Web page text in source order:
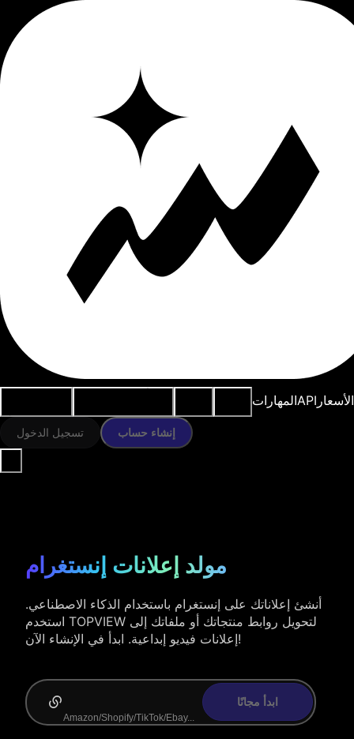
المهاراتAPI الأسعار
تسجيل الدخول إنشاء حساب
مولد إعلانات إنستغرام
أنشئ إعلاناتك على إنستغرام باستخدام الذكاء الاصطناعي.
استخدم TOPVIEW لتحويل روابط منتجاتك أو ملفاتك إلى
إعلانات فيديو إبداعية. ابدأ في الإنشاء الآن!
ابدأ مجانًا